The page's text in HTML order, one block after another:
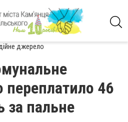
джерело
переплатило 46
за пальне